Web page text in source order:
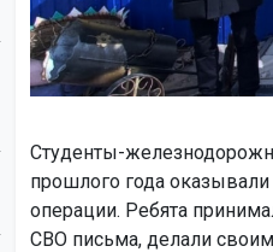
Студенты-
прошлого года
операции. Ребята
СВО письма, делали